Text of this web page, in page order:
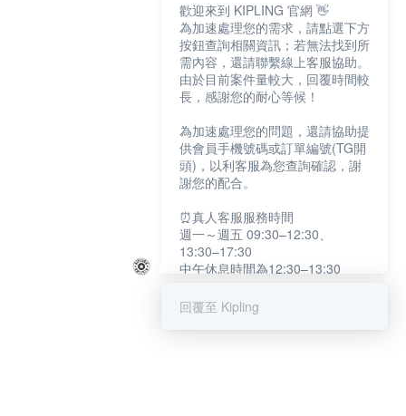
歡迎來到 KIPLING 官網 👋
為加速處理您的需求，請點選下方
按鈕查詢相關資訊；若無法找到所
需內容，還請聯繫線上客服協助。
由於目前案件量較大，回覆時間較
長，感謝您的耐心等候！
為加速處理您的問題，還請協助提
供會員手機號碼或訂單編號(TG開
頭)，以利客服為您查詢確認，謝
謝您的配合。
⏰真人客服服務時間
週一～週五 09:30–12:30、
13:30–17:30
中午休息時間為12:30–13:30
提醒您：系統會自動已讀訊息，如
回覆至 Kipling